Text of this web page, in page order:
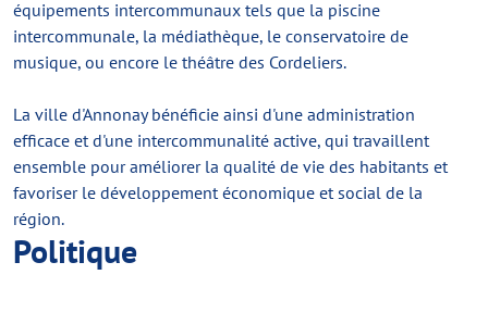
équipements intercommunaux tels que la piscine
intercommunale, la médiathèque, le conservatoire de
musique, ou encore le théâtre des Cordeliers.
La ville d'Annonay bénéficie ainsi d'une administration
efficace et d'une intercommunalité active, qui travaillent
ensemble pour améliorer la qualité de vie des habitants et
favoriser le développement économique et social de la
région.
Politique